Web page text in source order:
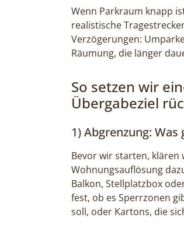
Wenn Parkraum knapp
realistische
Verzögerungen:
Räumung, die länger
So setzen wir
Übergabeziel
1) Abgrenzung:
Bevor wir starten, klären
Wohnungsauflösung
Balkon, Stellplatzbox
fest, ob es Sperrzonen
soll, oder Kartons, die